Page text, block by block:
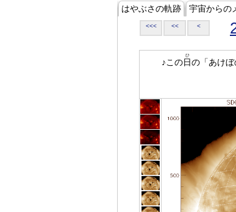
はやぶさの軌跡 宇宙からの
<<< << <
♪この日
ひ
の「あけぼ